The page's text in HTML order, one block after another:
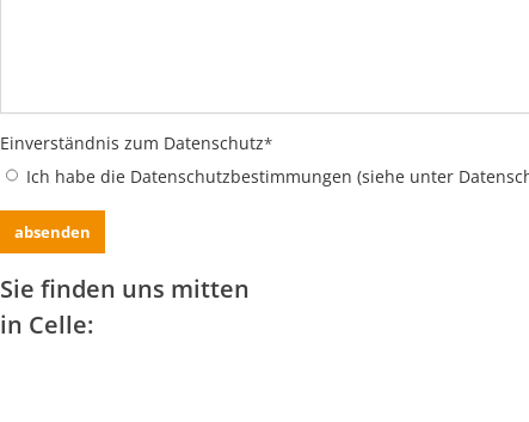
Einverständnis zum Datenschutz*
Ich habe die Datenschutzbestimmungen (siehe unter
Sie finden uns mitten
in Celle: